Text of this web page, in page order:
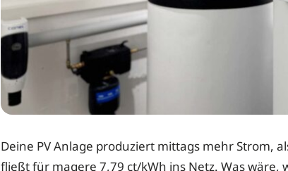
Deine PV Anlage produziert mittags mehr Strom,